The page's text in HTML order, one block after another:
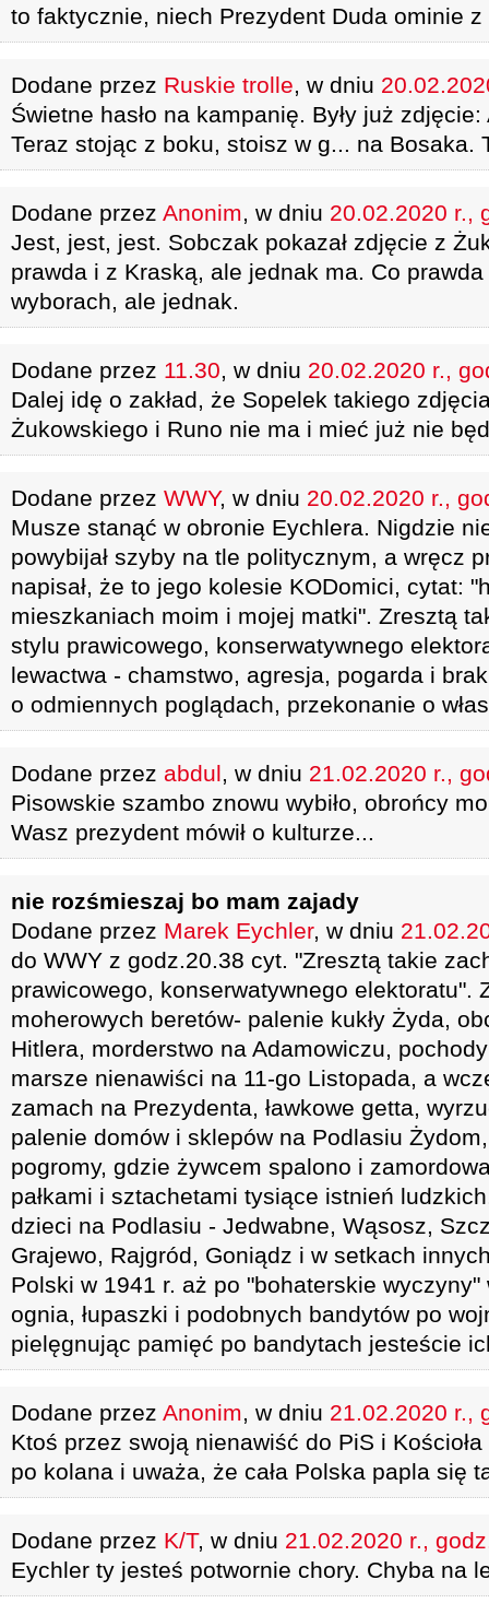
to faktycznie, niech Prezydent Duda ominie
Dodane przez Ruskie trolle, w dniu
Świetne hasło na kampanię. Były już
Teraz stojąc z boku, stoisz w g... na Bosaka.
Dodane przez Anonim, w dniu 20.02.2020 r.,
Jest, jest, jest. Sobczak pokazał zdjęcie z
prawda i z Kraską, ale jednak ma. Co
wyborach, ale jednak.
Dodane przez 11.30, w dniu 20.02.2020 r.,
Dalej idę o zakład, że Sopelek takiego
Żukowskiego i Runo nie ma i mieć już nie
Dodane przez WWY, w dniu 20.02.2020 r.,
Musze stanąć w obronie Eychlera. Nigdzie
powybijał szyby na tle politycznym, a wręcz
napisał, że to jego kolesie KODomici, cytat:
mieszkaniach moim i mojej matki". Zresztą
stylu prawicowego, konserwatywnego
lewactwa - chamstwo, agresja, pogarda i
o odmiennych poglądach, przekonanie o
Dodane przez abdul, w dniu 21.02.2020 r.,
Pisowskie szambo znowu wybiło, obrońcy
Wasz prezydent mówił o kulturze...
nie rozśmieszaj bo mam zajady
Dodane przez Marek Eychler, w dniu
do WWY z godz.20.38 cyt. "Zresztą takie
prawicowego, konserwatywnego elektoratu".
moherowych beretów- palenie kukły Żyda,
Hitlera, morderstwo na Adamowiczu,
marsze nienawiści na 11-go Listopada, a
zamach na Prezydenta, ławkowe getta,
palenie domów i sklepów na Podlasiu
pogromy, gdzie żywcem spalono i
pałkami i sztachetami tysiące istnień
dzieci na Podlasiu - Jedwabne, Wąsosz,
Grajewo, Rajgród, Goniądz i w setkach
Polski w 1941 r. aż po "bohaterskie
ognia, łupaszki i podobnych bandytów po
pielęgnując pamięć po bandytach jesteście
Dodane przez Anonim, w dniu 21.02.2020 r.,
Ktoś przez swoją nienawiść do PiS i Kościoła
po kolana i uważa, że cała Polska papla się
Dodane przez K/T, w dniu 21.02.2020 r.,
Eychler ty jesteś potwornie chory. Chyba na